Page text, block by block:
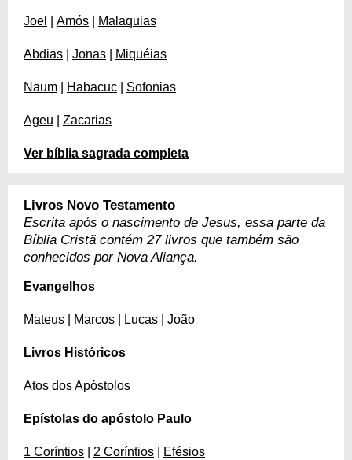
Joel Amós Malaquias
Abdias Jonas Miquéias
Naum Habacuc Sofonias
Ageu Zacarias
Ver bíblia sagrada completa
Livros Novo Testamento
Escrita após o nascimento de Jesus, essa parte da
Bíblia Cristã contém 27 livros que também são
conhecidos por Nova Aliança.
Evangelhos
Mateus Marcos Lucas João
Livros Históricos
Atos dos Apóstolos
Epístolas do apóstolo Paulo
1 Coríntios 2 Coríntios Efésios